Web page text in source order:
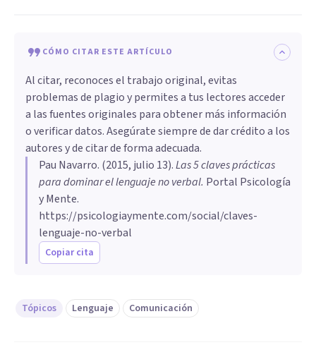
CÓMO CITAR ESTE ARTÍCULO
Al citar, reconoces el trabajo original, evitas
problemas de plagio y permites a tus lectores acceder
a las fuentes originales para obtener más información
o verificar datos. Asegúrate siempre de dar crédito a los
autores y de citar de forma adecuada.
Pau Navarro. (2015, julio 13).Las 5 claves prácticas
para dominar el lenguaje no verbal. Portal Psicología
y Mente.
https://psicologiaymente.com/social/claves-
lenguaje-no-verbal
Copiar cita
Tópicos Lenguaje Comunicación